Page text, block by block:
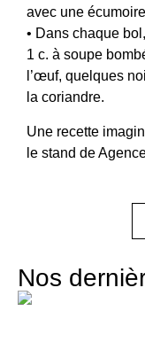
avec une
• Dans chaque
1 c. à soupe
l’œuf, quelques
la coriandre.
Une recette
le stand de
Nos